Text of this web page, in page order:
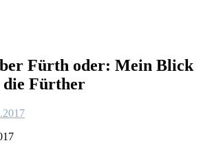
Fürth oder: Mein Blick
Für­ther